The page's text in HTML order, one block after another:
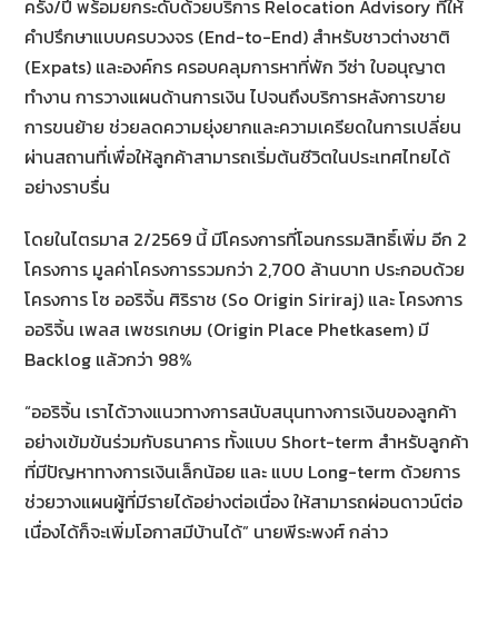
ครั้ง/ปี พร้อมยกระดับด้วยบริการ Relocation Advisory ที่ให้
คำปรึกษาแบบครบวงจร (End-to-End) สำหรับชาวต่างชาติ
(Expats) และองค์กร ครอบคลุมการหาที่พัก วีซ่า ใบอนุญาต
ทำงาน การวางแผนด้านการเงิน ไปจนถึงบริการหลังการขาย
การขนย้าย ช่วยลดความยุ่งยากและความเครียดในการเปลี่ยน
ผ่านสถานที่เพื่อให้ลูกค้าสามารถเริ่มต้นชีวิตในประเทศไทยได้
อย่างราบรื่น
โดยในไตรมาส 2/2569 นี้ มีโครงการที่โอนกรรมสิทธิ์เพิ่ม อีก 2
โครงการ มูลค่าโครงการรวมกว่า 2,700 ล้านบาท ประกอบด้วย
โครงการ โซ ออริจิ้น ศิริราช (So Origin Siriraj) และ โครงการ
ออริจิ้น เพลส เพชรเกษม (Origin Place Phetkasem) มี
Backlog แล้วกว่า 98%
“ออริจิ้น เราได้วางแนวทางการสนับสนุนทางการเงินของลูกค้า
อย่างเข้มข้นร่วมกับธนาคาร ทั้งแบบ Short-term สำหรับลูกค้า
ที่มีปัญหาทางการเงินเล็กน้อย และ แบบ Long-term ด้วยการ
ช่วยวางแผนผู้ที่มีรายได้อย่างต่อเนื่อง ให้สามารถผ่อนดาวน์ต่อ
เนื่องได้ก็จะเพิ่มโอกาสมีบ้านได้” นายพีระพงศ์ กล่าว